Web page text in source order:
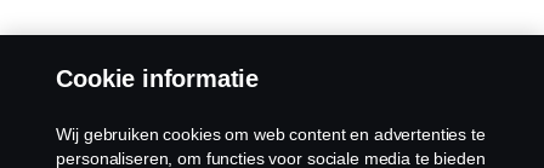
Cookie informatie
Wij gebruiken cookies om web content en advertenties te
personaliseren, om functies voor sociale media te bieden